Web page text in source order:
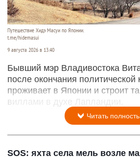
Путешествие Хидэ Масуи по Японии.
t.me/hidemasui
9 августа 2026 в 13:40
Бывший мэр Владивостока
после окончания политической
проживает в Японии и строит
виллами в духе Лапландии.
Читать
SOS: яхта села мель возле